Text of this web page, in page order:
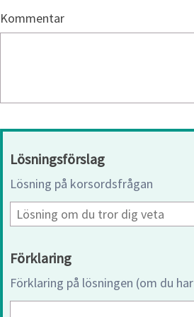
Kommentar
Lösningsförslag
Lösning på korsordsfrågan
Förklaring
Förklaring på lösningen (om du